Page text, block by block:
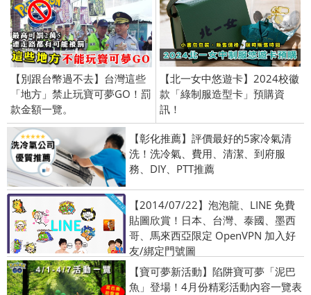
【別跟台幣過不去】台灣這些
「地方」禁止玩寶可夢GO！罰
款金額一覽。
【北一女中悠遊卡】2024校徽
款「綠制服造型卡」預購資
訊！
【彰化推薦】評價最好的5家冷氣清
洗！洗冷氣、費用、清潔、到府服
務、DIY、PTT推薦
【2014/07/22】泡泡龍、LINE 免費
貼圖欣賞！日本、台灣、泰國、墨西
哥、馬來西亞限定 OpenVPN 加入好
友/綁定門號圖
【寶可夢新活動】陷阱寶可夢「泥巴
魚」登場！4月份精彩活動內容一覽表